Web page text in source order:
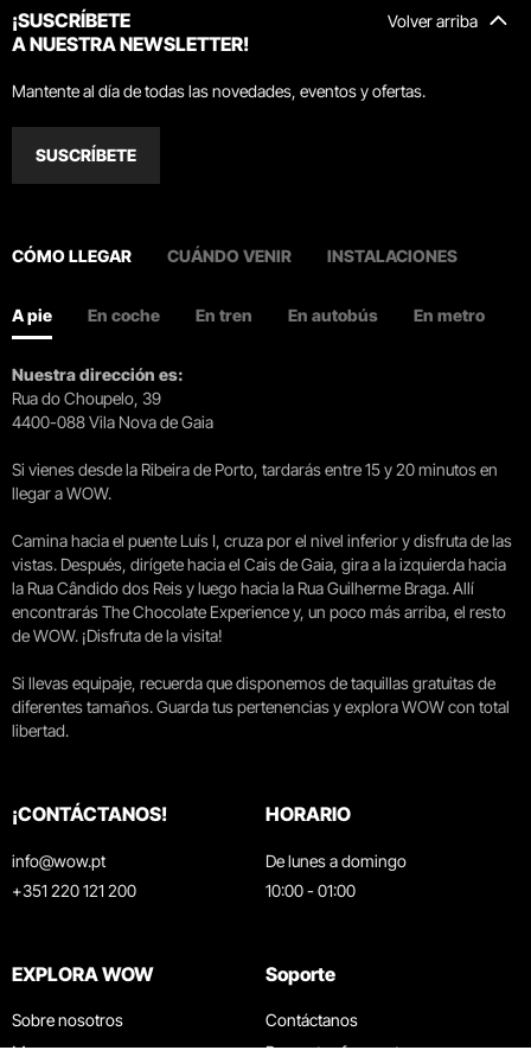
Volver arriba
¡SUSCRÍBETE
A NUESTRA NEWSLETTER!
Mantente al día de todas las novedades, eventos y ofertas.
SUSCRÍBETE
CÓMO LLEGAR CUÁNDO VENIR INSTALACIONES
A pie En coche En tren En autobús En metro
Nuestra dirección es:
Rua do Choupelo, 39
4400-088 Vila Nova de Gaia
Si vienes desde la Ribeira de Porto, tardarás entre 15 y 20 minutos en
llegar a WOW.
Camina hacia el puente Luís I, cruza por el nivel inferior y disfruta de las
vistas. Después, dirígete hacia el Cais de Gaia, gira a la izquierda hacia
la Rua Cândido dos Reis y luego hacia la Rua Guilherme Braga. Allí
encontrarás The Chocolate Experience y, un poco más arriba, el resto
de WOW. ¡Disfruta de la visita!
Si llevas equipaje, recuerda que disponemos de taquillas gratuitas de
diferentes tamaños. Guarda tus pertenencias y explora WOW con total
libertad.
¡CONTÁCTANOS!
info@wow.pt
+351 220 121 200
HORARIO
De lunes a domingo
10:00 - 01:00
EXPLORA WOW
Sobre nosotros
Museos
Soporte
Contáctanos
Preguntas frecuentes